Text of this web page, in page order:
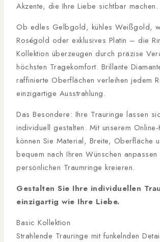
Akzente, die Ihre Liebe sichtbar machen.
Ob edles Gelbgold, kühles Weißgold,
Roségold oder exklusives Platin – die
Kollektion überzeugen durch präzise
höchsten Tragekomfort. Brillante
raffinierte Oberflächen verleihen jedem
einzigartige Ausstrahlung.
Das Besondere: Ihre Trauringe lassen
individuell gestalten. Mit unserem
können Sie Material, Breite, Oberfläche
bequem nach Ihren Wünschen anpassen
persönlichen Traumringe kreieren.
Gestalten Sie Ihre individuellen
einzigartig wie Ihre Liebe.
Basic Kollektion
Strahlende Trauringe mit funkelnden